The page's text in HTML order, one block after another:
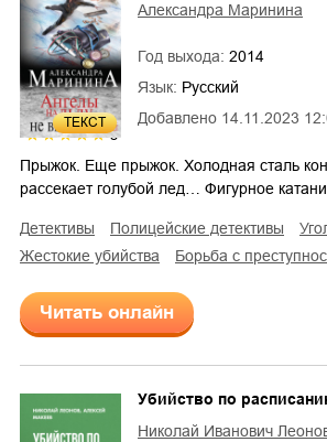
ТЕКСТ
5
Добавлено 14.11.2023
Александра Маринина
Год выхода: 2014
Язык: Русский
Прыжок. Еще прыжок. Холодная сталь
рассекает голубой лед… Фигурное
детективы полицейские детективы
жестокие убийства
борьба с
Читать онлайн
Убийство по
Николай Иванович